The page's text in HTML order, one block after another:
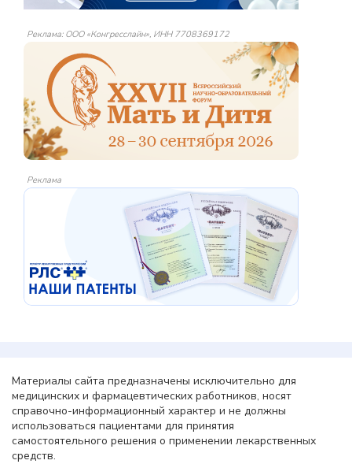
Реклама: ООО «Конгресслайн», ИНН 7708369172
Реклама
Материалы сайта предназначены исключительно для
медицинских и фармацевтических работников, носят
справочно-информационный характер и не должны
использоваться пациентами для принятия
самостоятельного решения о применении лекарственных
средств.